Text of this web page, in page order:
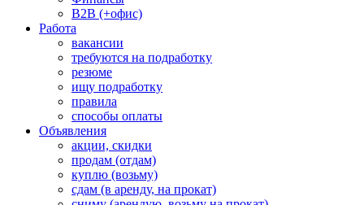
B2B (+офис)
Работа
вакансии
требуются на подработку
резюме
ищу подработку
правила
способы оплаты
Объявления
акции, скидки
продам (отдам)
куплю (возьму)
сдам (в аренду, на прокат)